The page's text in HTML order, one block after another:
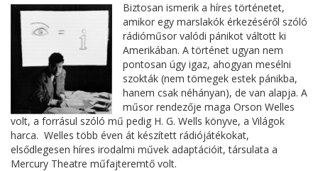
Biztosan ismerik a híres történetet,
amikor egy marslakók érkezéséről szóló
rádióműsor valódi pánikot váltott ki
Amerikában. A történet ugyan nem
pontosan úgy igaz, ahogyan mesélni
szokták (nem tömegek estek pánikba,
hanem csak néhányan), de van alapja. A
műsor rendezője maga Orson Welles
volt, a forrásul szóló mű pedig H. G. Wells könyve, a Világok
harca. Welles több éven át készített rádiójátékokat,
elsődlegesen híres irodalmi művek adaptációit, társulata a
Mercury Theatre műfajteremtő volt.